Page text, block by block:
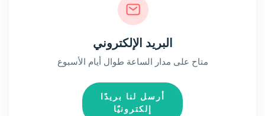
البريد الإلكتروني
متاح على مدار الساعة طوال أيام الأسبوع
أرسل لنا بريدًا
إلكترونيًا